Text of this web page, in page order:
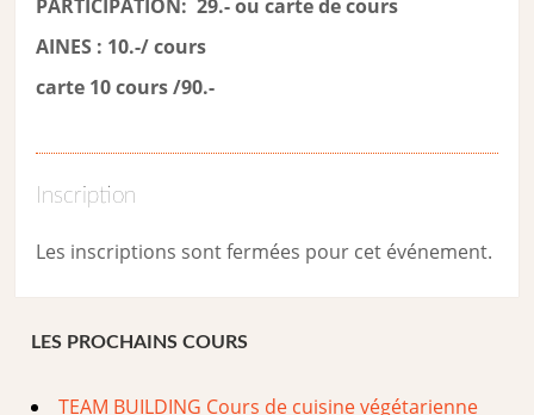
PARTICIPATION: 29.- ou carte de cours
AINES : 10.-/ cours
carte 10 cours /90.-
Inscription
Les inscriptions sont fermées pour cet événement.
LES PROCHAINS COURS
TEAM BUILDING Cours de cuisine végétarienne